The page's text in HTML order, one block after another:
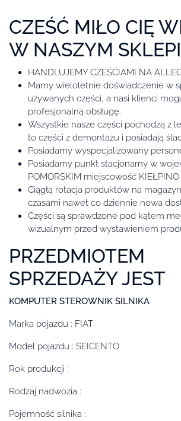
CZEŚĆ MIŁO CIĘ
W NASZYM
HANDLUJEMY CZEŚĆIAMI NA
Mamy wieloletnie doświadczenie w
używanych części, a nasi klienci
profesjonalną obsługę.
Wszystkie nasze części pochodzą z
to części z demontażu i posiadają
Posiadamy wyspecjalizowany
Posiadamy punkt stacjonarny w
POMORSKIM miejscowość KIEŁPINO
Ciągłą rotacja produktów na
czasami nawet co dziennie nowa
Części są sprawdzone pod kątem
wizualnym przed wystawieniem
PRZEDMIOTEM
SPRZEDAŻY JEST
KOMPUTER STEROWNIK SILNIKA
Marka pojazdu : FIAT
Model pojazdu : SEICENTO
Rok produkcji :
Rodzaj nadwozia :
Pojemność silnika :